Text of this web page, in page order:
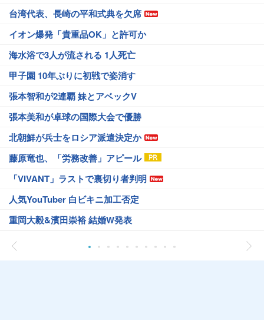
台湾代表、長崎の平和式典を欠席
イオン爆発「貴重品OK」と許可か
海水浴で3人が流される 1人死亡
甲子園 10年ぶりに初戦で姿消す
張本智和が2連覇 妹とアベックV
張本美和が卓球の国際大会で優勝
北朝鮮が兵士をロシア派遣決定か
藤原竜也、「労務改善」アピール
「VIVANT」ラストで裏切り者判明
人気YouTuber 白ビキニ加工否定
重岡大毅&濱田崇裕 結婚W発表